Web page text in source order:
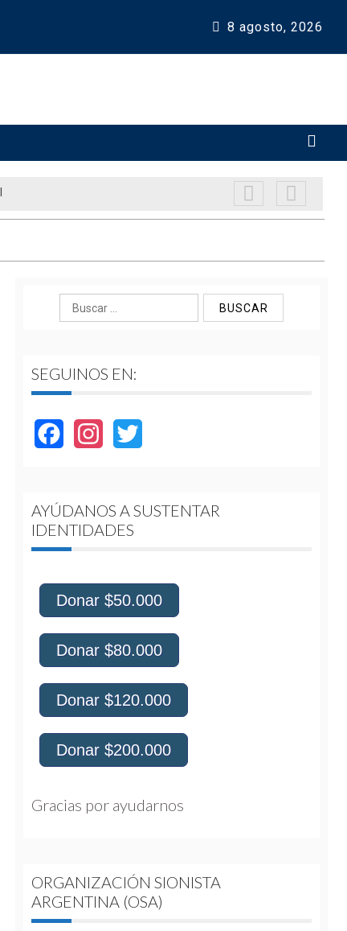
8 agosto, 2026
Buscar:
SEGUINOS EN:
FacebookInstagram
AYÚDANOS A SUSTENTAR
IDENTIDADES
Donar $50.000
Donar $80.000
Donar $120.000
Donar $200.000
Gracias por ayudarnos
ORGANIZACIÓN SIONISTA
ARGENTINA (OSA)